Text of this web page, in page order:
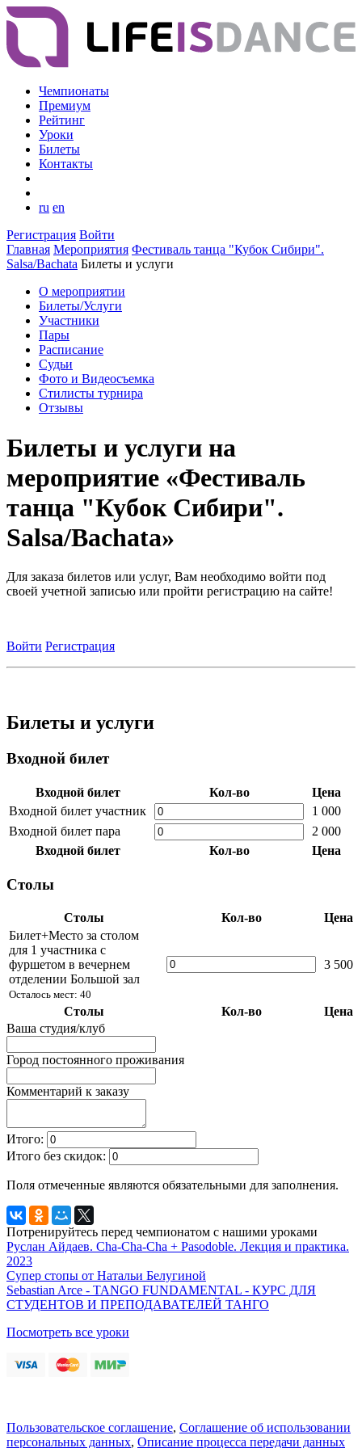
Чемпионаты
Премиум
Рейтинг
Уроки
Билеты
Контакты
ru en
Регистрация Войти
Главная Мероприятия Фестиваль танца "Кубок Сибири".
Salsa/Bachata Билеты и услуги
О мероприятии
Билеты/Услуги
Участники
Пары
Расписание
Судьи
Фото и Видеосъемка
Стилисты турнира
Отзывы
Билеты и услуги на
мероприятие «Фестиваль
танца "Кубок Сибири".
Salsa/Bachata»
Для заказа билетов или услуг, Вам необходимо войти под
своей учетной записью или пройти регистрацию на сайте!
Войти Регистрация
Билеты и услуги
Входной билет
Входной билет Кол-во
Цена
Входной билет участник
1 000
Входной билет пара
2 000
Входной билет
Кол-во Цена
Столы
Столы Кол-во
Цена
Билет+Место за столом
для 1 участника с
фуршетом в вечернем
отделении Большой зал
Осталось мест: 40
3 500
Столы Кол-во
Цена
Ваша студия/клуб
Город постоянного проживания
Комментарий к заказу
Итого:
Итого без скидок:
Поля отмеченные являются обязательными для заполнения.
Потренируйтесь перед чемпионатом с нашими уроками
Руслан Айдаев. Cha-Cha-Cha + Pasodoble. Лекция и практика.
2023
Супер стопы от Натальи Белугиной
Sebastian Arce - TANGO FUNDAMENTAL - КУРС ДЛЯ
СТУДЕНТОВ И ПРЕПОДАВАТЕЛЕЙ ТАНГО
Посмотреть все уроки
Пользовательское соглашение, Соглашение об использовании
персональных данных, Описание процесса передачи данных